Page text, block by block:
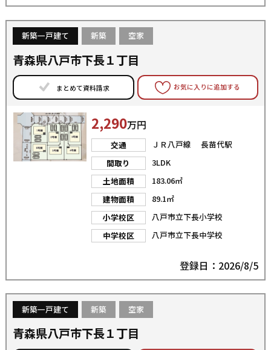
新築一戸建て 新築 空家
青森県八戸市下長１丁目
まとめて資料請求 お気に入りに追加する
2,290万円
交通
ＪＲ八戸線 長苗代駅
間取り
3LDK
土地面積
183.06㎡
建物面積
89.1㎡
小学校区
八戸市立下長小学校
中学校区
八戸市立下長中学校
登録日：2026/8/5
新築一戸建て 新築 空家
青森県八戸市下長１丁目